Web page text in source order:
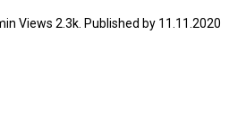
Views 2.3k. Published by 11.11.2020